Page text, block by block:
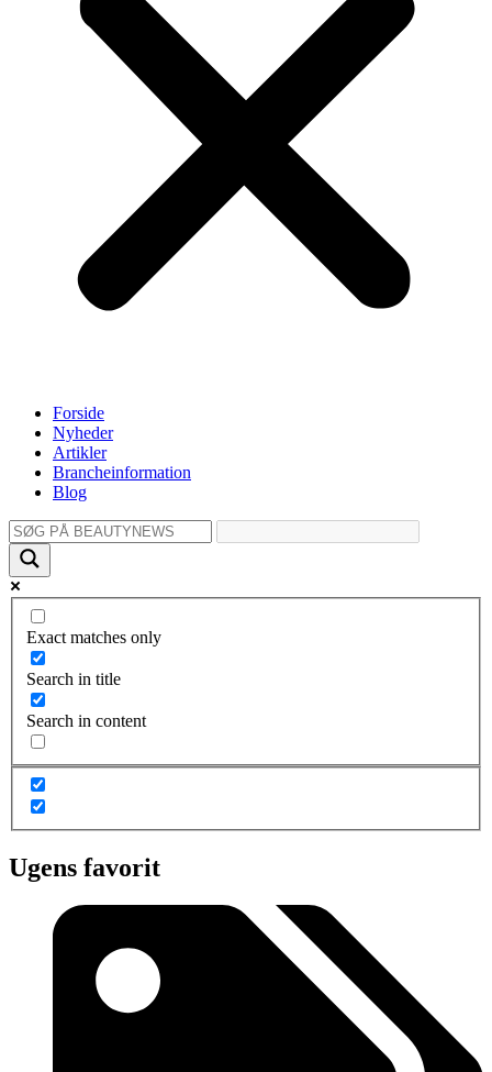
Forside
Nyheder
Artikler
Brancheinformation
Blog
Exact matches only
Search in title
Search in content
Ugens favorit